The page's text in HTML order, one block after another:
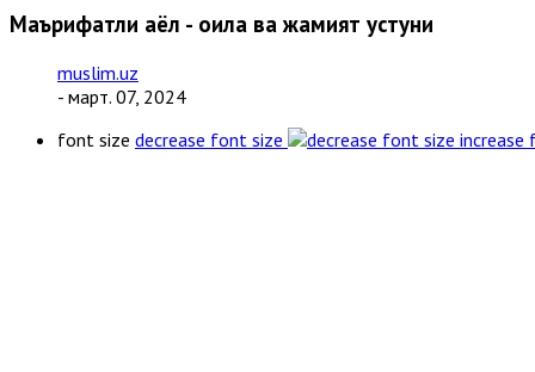
Маърифатли аёл - оила ва жамият устуни
muslim.uz
- март. 07, 2024
font size decrease font size increase